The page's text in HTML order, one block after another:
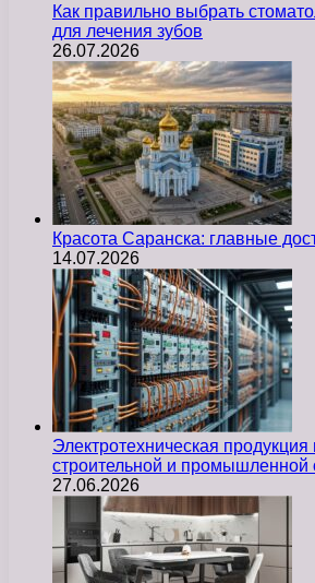
Как правильно выбрать
для лечения зубов
26.07.2026
Красота Саранска: главные
14.07.2026
Электротехническая
строительной и промышленной
27.06.2026